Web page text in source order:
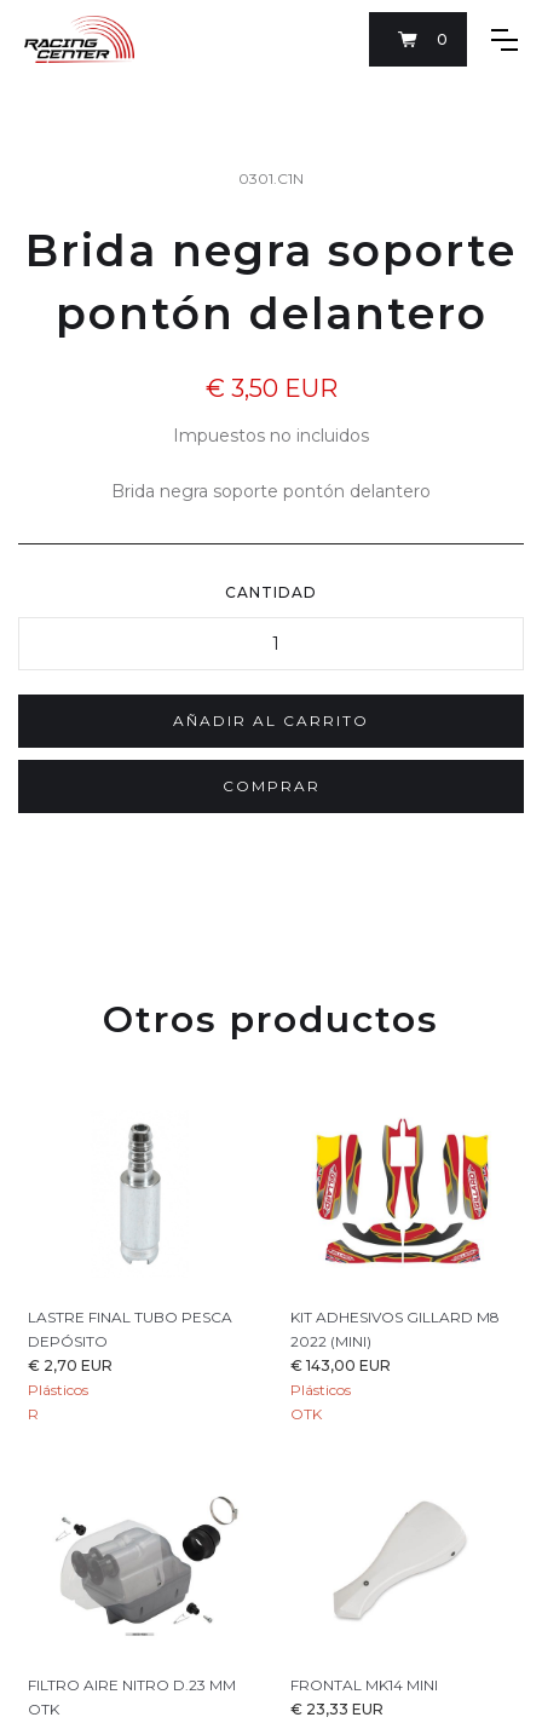
0
0301.C1N
Brida negra soporte
pontón delantero
€ 3,50 EUR
Impuestos no incluidos
Brida negra soporte pontón delantero
CANTIDAD
COMPRAR
Otros productos
LASTRE FINAL TUBO PESCA
DEPÓSITO
€ 2,70 EUR
Plásticos
R
KIT ADHESIVOS GILLARD M8
2022 (MINI)
€ 143,00 EUR
Plásticos
OTK
FILTRO AIRE NITRO D.23 MM
OTK
FRONTAL MK14 MINI
€ 23,33 EUR